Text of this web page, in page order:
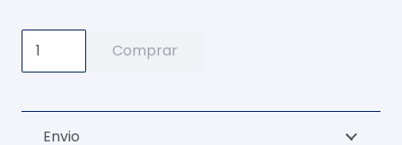
Buzo
Grav
Marino
Comprar
Envio